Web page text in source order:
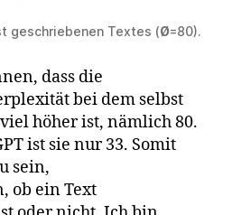
geschriebenen Textes (Ø=80).
dass die
bei dem selbst
höher ist, nämlich 80.
ist sie nur 33. Somit
sein,
ob ein Text